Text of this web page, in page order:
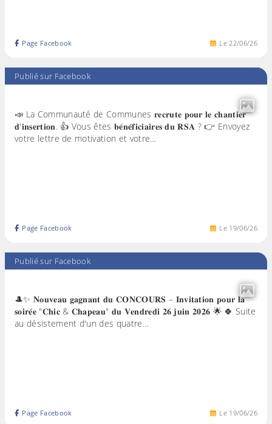
Le22/06/26
Page Facebook
Publié sur Facebook
📣 La Communauté de Communes 𝐫𝐞𝐜𝐫𝐮𝐭𝐞 𝐩𝐨𝐮𝐫 𝐥𝐞 𝐜𝐡𝐚𝐧𝐭𝐢𝐞𝐫
𝐝'𝐢𝐧𝐬𝐞𝐫𝐭𝐢𝐨𝐧. 👍 Vous êtes 𝐛𝐞́𝐧𝐞́𝐟𝐢𝐜𝐢𝐚𝐢𝐫𝐞𝐬 𝐝𝐮 𝐑𝐒𝐀 ? 👉 Envoyez
votre lettre de motivation et votre…
Le 19/06/26
Page Facebook
Publié sur Facebook
🎩✨ 𝐍𝐨𝐮𝐯𝐞𝐚𝐮 𝐠𝐚𝐠𝐧𝐚𝐧𝐭 𝐝𝐮 𝐂𝐎𝐍𝐂𝐎𝐔𝐑𝐒 – 𝐈𝐧𝐯𝐢𝐭𝐚𝐭𝐢𝐨𝐧 𝐩𝐨𝐮𝐫 𝐥𝐚
𝐬𝐨𝐢𝐫𝐞́𝐞 "𝐂𝐡𝐢𝐜 & 𝐂𝐡𝐚𝐩𝐞𝐚𝐮" 𝐝𝐮 𝐕𝐞𝐧𝐝𝐫𝐞𝐝𝐢 𝟐𝟔 𝐣𝐮𝐢𝐧 𝟐𝟎𝟐𝟔 🌟 🍀 Suite
au désistement d'un des quatre…
Le 19/06/26
Page Facebook